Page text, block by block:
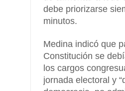
debe priorizarse
minutos.
Medina indicó que
Constitución se
los cargos
jornada electoral y